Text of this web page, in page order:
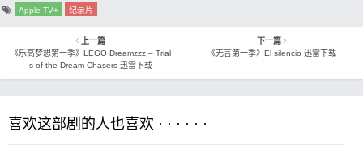
Apple TV+ 纪录片
上一篇
《乐高梦想第一季》LEGO Dreamzzz – Trial
s of the Dream Chasers 迅雷下载
下一篇
《无言第一季》El silencio 迅雷下载
喜欢这部剧的人也喜欢 · · · · · ·